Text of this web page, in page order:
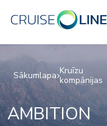
Sākumlapa Kruīzu
kompānijas
AMBITION